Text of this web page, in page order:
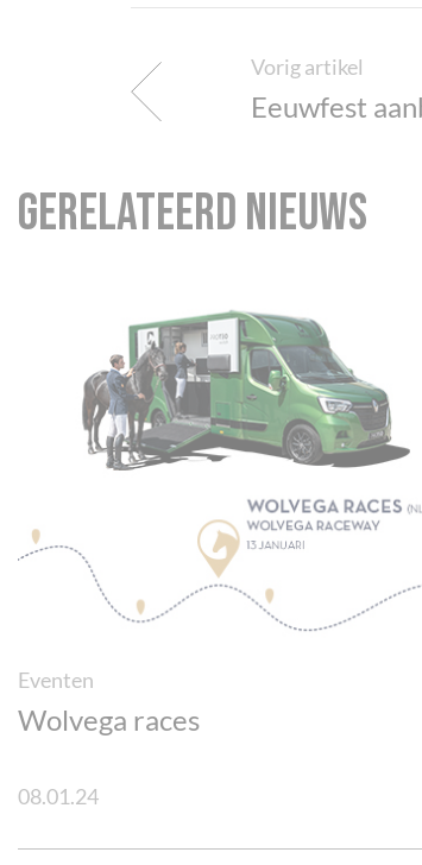
Vorig artikel
Eeuwfest
Gerelateerd nieuws
Eventen
Wolvega races
08.01.24